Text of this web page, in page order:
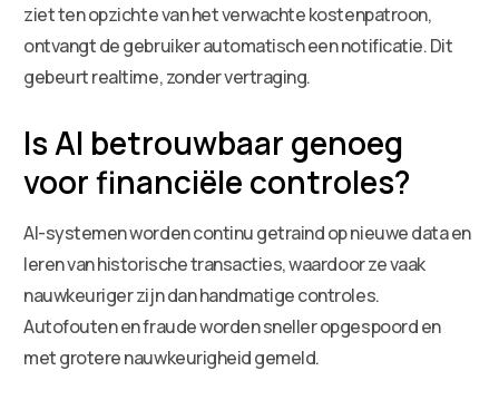
ziet ten opzichte van het verwachte kostenpatroon,
ontvangt de gebruiker automatisch een notificatie. Dit
gebeurt realtime, zonder vertraging.
Is AI betrouwbaar genoeg
voor financiële controles?
AI-systemen worden continu getraind op nieuwe data en
leren van historische transacties, waardoor ze vaak
nauwkeuriger zijn dan handmatige controles.
Autofouten en fraude worden sneller opgespoord en
met grotere nauwkeurigheid gemeld.